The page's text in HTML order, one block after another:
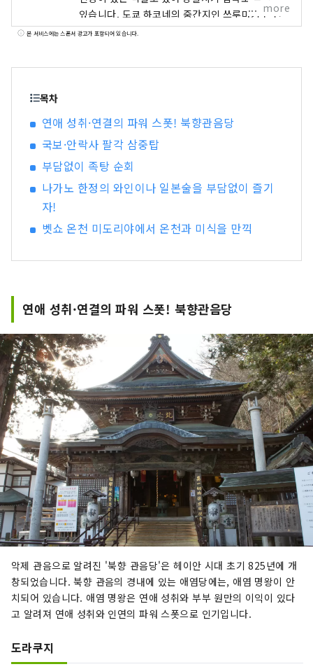
있습니다. 도쿄 하코네의 중간지인 쓰루마키 온천
역에서 도보 5분, 접근도 뛰어납니다. 진야 그룹이
자이너 이시하라 와코 프로듀스. 전세 정원이있는
노천탕과 나무가 따뜻한 객실, 회의실, 키즈 룸이 있
습니다. 관내의 곳곳에 식물과 꽃이 넘쳐 녹음이 넘
치는 공간입니다. 2023년 7월에 미키하우스 총연
“웰컴 베이비의 숙소” 인정. 아기・아이 동반도 안
https://www.midoriya-ryokan.jp/yumura/
쇼에서 금메달을 수상한 정원을 재현. 사계절의 정
원 풍경을 즐길 수 있는, 내탕과 노천탕이 세트가 된
3개의 전세 전용 목욕탕은 원천에 걸쳐서 즐길 수
있습니다. 저녁 식사는 계절 회석을 준비. 초록에 둘
러싸인 공간에서 보내는 극상의 "편안 시간". 가족
이나 동료와 방문하는 것은 물론, 혼자 여행에도 추
천입니다. 공식 HP：https://www.midoriya-
ryokan.jp/bessho/ 나가노현 우에다시 벳쇼 온
천 225 진야 그룹에서는 일본 전국의 여관의 경영
개혁과 지방 창생에 공헌하는 사업을 폭넓게 전개
하고 있습니다. ■진야 커넥트 사업 호텔, 여관용
클라우드 애플리케이션 개발, 판매, 지원
https://www.jinya-connect.com/ ■사토야
마 커넥트 사업 지역이 통합된 환대를 실현하기 위
한 면적 IT 솔루션 제공
https://satoyama.jinya-connect.com/
more
본 서비스에는 스폰서 광고가 포함되어 있습니다.
목차
연애 성취·연결의 파워 스폿! 북향관음당
국보·안락사 팔각 삼중탑
부담없이 족탕 순회
나가노 한정의 와인이나 일본술을 부담없이 즐기
자!
벳쇼 온천 미도리야에서 온천과 미식을 만끽
연애 성취·연결의 파워 스폿! 북향관음당
악제 관음으로 알려진 '북향 관음당'은 헤이안 시대 초기 825년에 개
창되었습니다. 북향 관음의 경내에 있는 애염당에는, 애염 명왕이 안
치되어 있습니다. 애염 명왕은 연애 성취와 부부 원만의 이익이 있다
고 알려져 연애 성취와 인연의 파워 스폿으로 인기입니다.
도라쿠지